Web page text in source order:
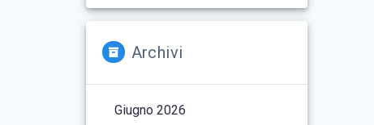
Archivi
Giugno 2026